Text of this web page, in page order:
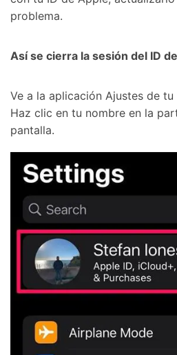
problema.󠀲󠀩󠀠󠀥󠀦󠀩󠀥󠀤󠀳
󠀰Así se cierra la sesión del ID
󠀰Ve a la aplicación Ajustes de
󠀰Haz clic en tu nombre en la
pantalla.󠀲󠀩󠀠󠀥󠀦󠀩󠀥󠀧󠀳